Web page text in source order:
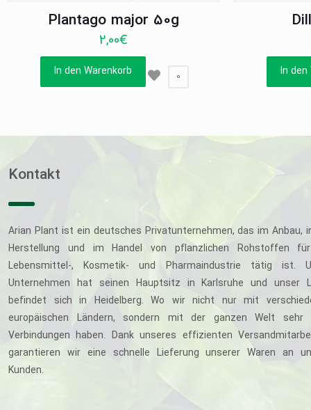
Plantago major 50g
2,00€
In den Warenkorb 0 In den
Kontakt
Arian Plant ist ein deutsches Privatunternehmen, das im Anbau,
Herstellung und im Handel von pflanzlichen Rohstoffen
Lebensmittel-, Kosmetik- und Pharmaindustrie tätig ist.
Unternehmen hat seinen Hauptsitz in Karlsruhe und unser
befindet sich in Heidelberg. Wo wir nicht nur mit
europäischen Ländern, sondern mit der ganzen Welt sehr
Verbindungen haben. Dank unseres effizienten
garantieren wir eine schnelle Lieferung unserer Waren an
Kunden.